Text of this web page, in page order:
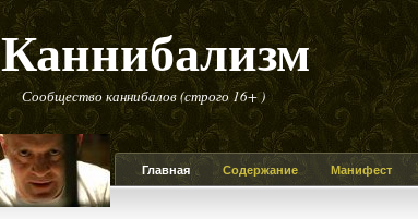
Каннибализм
Сообщество каннибалов (строго 16+ )
Главная Содержание Манифест